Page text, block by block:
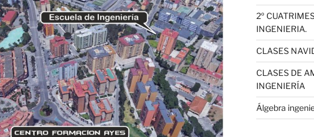
2º
INGENIERIA.
CLASES
CLASES DE
INGENIERÍA
Álgebra